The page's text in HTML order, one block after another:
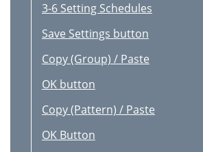
3-6 Setting Schedules
Save Settings button
Copy (Group) / Paste
OK button
Copy (Pattern) / Paste
OK Button